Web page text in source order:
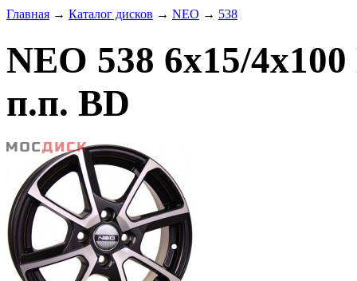
Главная → Каталог дисков → NEO → 538
NEO 538 6x15/
п.п. BD